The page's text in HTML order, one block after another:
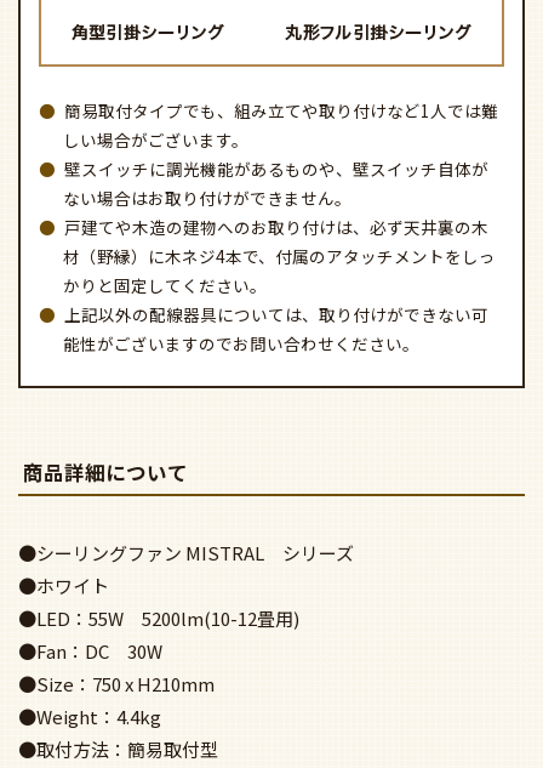
簡易取付タイプでも、組み立てや取り付けなど1人では難
しい場合がございます。
壁スイッチに調光機能があるものや、壁スイッチ自体が
ない場合はお取り付けができません。
戸建てや木造の建物へのお取り付けは、必ず天井裏の木
材（野縁）に木ネジ4本で、付属のアタッチメントをしっ
かりと固定してください。
上記以外の配線器具については、取り付けができない可
能性がございますのでお問い合わせください。
商品詳細について
●シーリングファン MISTRAL シリーズ
●ホワイト
●LED：55W 5200lm(10-12畳用)
●Fan：DC 30W
●Size：750 x H210mm
●Weight：4.4kg
●取付方法：簡易取付型